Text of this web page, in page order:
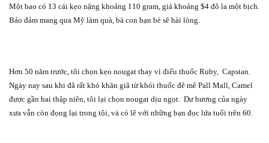
Một bao có 13 cái kẹo nặng khoảng 110 gram, giá khoảng $4 đô la một bịch.
Bảo đảm mang qua Mỹ làm quà, bà con bạn bè sẽ hài lòng.
Hơn 50 năm trước, tôi chọn kẹo nougat thay vì điếu thuốc Ruby, Capstan.
Ngày nay sau khi đã rất khó khăn giã từ khói thuốc đê mê Pall Mall, Camel
được gần hai thập niên, tôi lại chọn nougat dịu ngọt. Dư hương của ngày
xưa vẫn còn đọng lại trong tôi, và có lẽ với những bạn đọc lứa tuổi trên 60.